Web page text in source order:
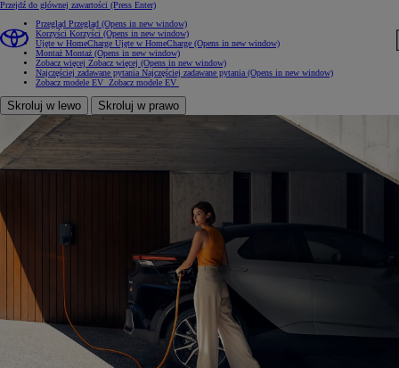
Przejdź do głównej zawartości (Press Enter)
Przegląd Przegląd (Opens in new window)
Korzyści Korzyści (Opens in new window)
Ujęte w HomeCharge Ujęte w HomeCharge (Opens in new window)
Montaż Montaż (Opens in new window)
Zobacz więcej Zobacz więcej (Opens in new window)
Najczęściej zadawane pytania Najczęściej zadawane pytania (Opens in new window)
Zobacz modele EV Zobacz modele EV
Skroluj w lewo Skroluj w prawo